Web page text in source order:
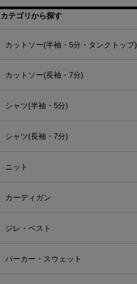
カテゴリから探す
カットソー(半袖・5分・タンクトップ)
カットソー(長袖・7分)
シャツ(半袖・5分)
シャツ(長袖・7分)
ニット
カーディガン
ジレ・ベスト
パーカー・スウェット